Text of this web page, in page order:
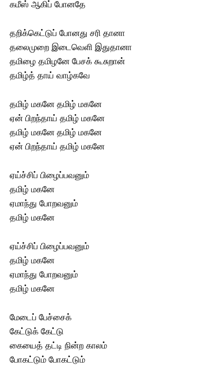
கமீஸ் ஆகிப் போனதே
தறிக்கெட்டுப் போனது சரி தானா
தலைமுறை இடைவெளி இதுதானா
தமிழை தமிழனே பேசக் கூசுறான்
தமிழ்த் தாய் வாழ்கவே
தமிழ் மகனே தமிழ் மகனே
ஏன் பிறந்தாய் தமிழ் மகனே
தமிழ் மகனே தமிழ் மகனே
ஏன் பிறந்தாய் தமிழ் மகனே
ஏய்ச்சிப் பிழைப்பவனும்
தமிழ் மகனே
ஏமாந்து போறவனும்
தமிழ் மகனே
ஏய்ச்சிப் பிழைப்பவனும்
தமிழ் மகனே
ஏமாந்து போறவனும்
தமிழ் மகனே
மேடைப் பேச்சைக்
கேட்டுக் கேட்டு
கையைத் தட்டி நின்ற காலம்
போகட்டும் போகட்டும்